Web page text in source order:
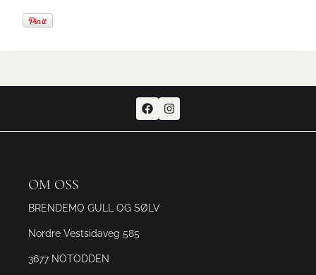
OM OSS
BRENDEMO GULL OG SØLV
Nordre Vestsidaveg 585
3677 NOTODDEN